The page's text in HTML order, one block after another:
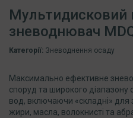
Мультидисковий
зневоднювач
Категорії: Зневоднення осаду
Максимально ефективне
споруд та широкого діапазону
вод, включаючи «складні»
жири, масла, волокнисті та